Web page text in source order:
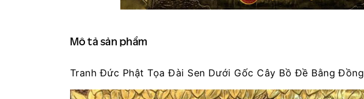
Mô tả sản phẩm
Tranh Đức Phật Tọa Đài Sen Dưới Gốc Cây Bồ Đề Bằng Đồng